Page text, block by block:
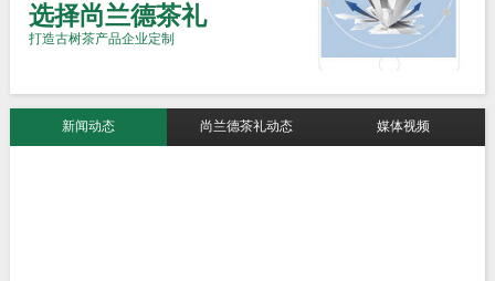
选择尚兰德茶礼
打造古树茶产品企业定制
新闻动态 尚兰德茶礼动态 媒体视频